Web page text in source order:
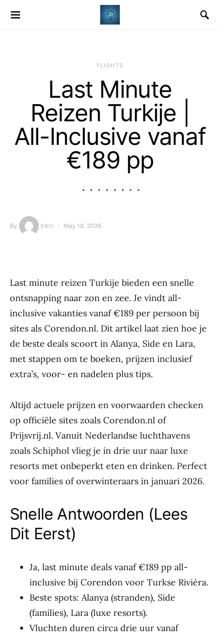
​FLIGHTS
Last Minute
Reizen Turkije |
All-Inclusive vanaf
€189 pp
By ENU May 18, 2026
Last minute reizen Turkije bieden een snelle
ontsnapping naar zon en zee. Je vindt all-
inclusive vakanties vanaf €189 per persoon bij
sites als Corendon.nl. Dit artikel laat zien hoe je
de beste deals scoort in Alanya, Side en Lara,
met stappen om te boeken, prijzen inclusief
extra’s, voor- en nadelen plus tips.
Altijd actuele prijzen en voorwaarden checken
op officiële sites zoals Corendon.nl of
Prijsvrij.nl. Vanuit Nederlandse luchthavens
zoals Schiphol vlieg je in drie uur naar luxe
resorts met onbeperkt eten en drinken. Perfect
voor families of overwinteraars in januari 2026.
Snelle Antwoorden (Lees
Dit Eerst)
Ja, last minute deals vanaf €189 pp all-
inclusive bij Corendon voor Turkse Rivièra.
Beste spots: Alanya (stranden), Side
(families), Lara (luxe resorts).
Vluchten duren circa drie uur vanaf